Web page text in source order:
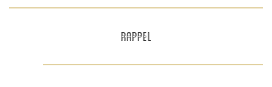
RAPPEL